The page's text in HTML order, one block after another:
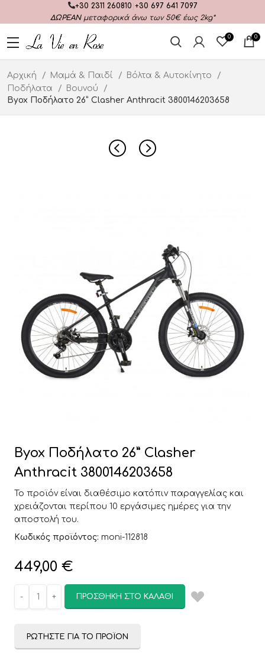
+30 2311 260810 +30 697 641 7097
ΔΩΡΕΑΝμεταφορικά άνω των 50€ έως 2kg*
0 0
Αρχική Μαμά & Παιδί
Βόλτα & Αυτοκίνητο
Ποδήλατα
Βουνού
Byox Ποδήλατο 26” Clasher Anthracit 3800146203658
Byox Ποδήλατο 26” Clasher
Anthracit 3800146203658
Το προϊόν είναι διαθέσιμο κατόπιν παραγγελίας και
χρειάζονται περίπου 10 εργάσιμες ημέρες για την
αποστολή του.
Κωδικός προϊόντος: moni-112818
449,00 €
ΠΡΟΣΘΉΚΗ ΣΤΟ ΚΑΛΆΘΙ
ΡΩΤΉΣΤΕ ΓΙΑ ΤΟ ΠΡΟΪΌΝ